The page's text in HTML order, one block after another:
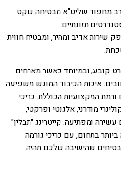
מחפוד שליט"א מבטיחה שקט
תזונתיים.
שירות אדיב ומהיר, ומבטיח חווית
קובע, ובמיוחד כאשר מארחים
איכות הכיבוד המוגש משפיעה
המקצועיות הכוללת. כריכי
מודרני, אלגנטי ופרקטי,
ומפתיעה. קייטרינג "תבלין"
בתחום, עם כריכי גורמה
שהישיבה שלכם תהיה